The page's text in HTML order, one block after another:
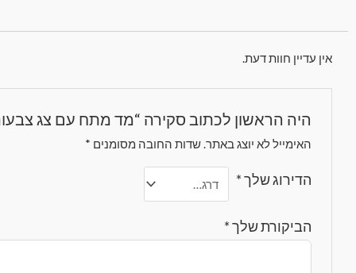
אין עדיין חוות דעת.
היה הראשון לכתוב סקירה “מד מתח עם צג
האימייל לא יוצג באתר.שדות החובה מסומנים *
הדירוג שלך*
הביקורת שלך*